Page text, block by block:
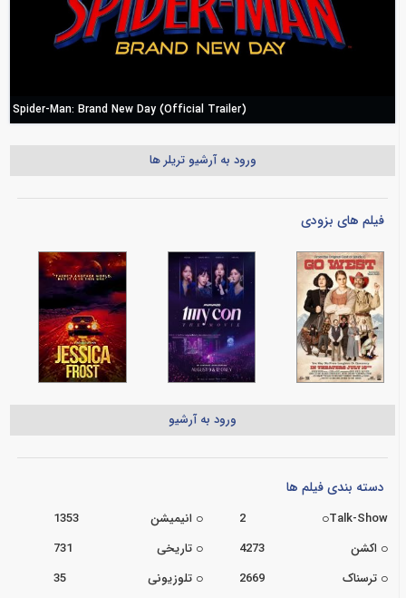
Spider-Man: Brand New Day (Official Trailer)
ورود به آرشیو تریلر ها
فیلم های بزودی
ورود به آرشیو
دسته بندی فیلم ها
Talk-Show
2 انیمیشن
1353
اکشن
4273 تاریخی
731
ترسناک
2669 تلوزیونی
35